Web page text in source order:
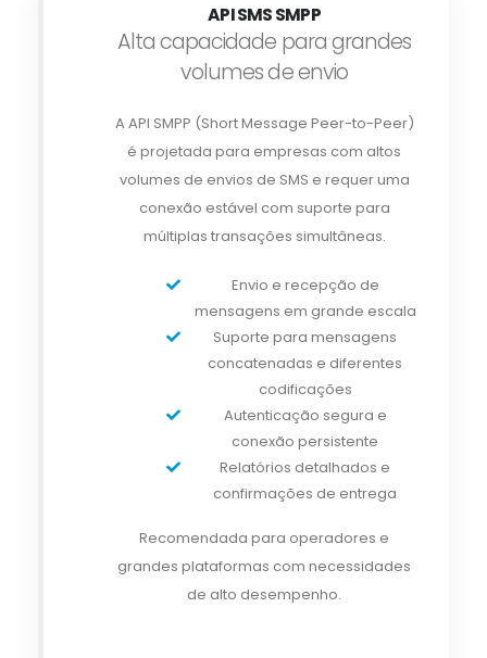
API SMS SMPP
Alta capacidade para grandes
volumes de envio
A API SMPP (Short Message Peer-to-Peer)
é projetada para empresas com altos
volumes de envios de SMS e requer uma
conexão estável com suporte para
múltiplas transações simultâneas.
Envio e recepção de
mensagens em grande escala
Suporte para mensagens
concatenadas e diferentes
codificações
Autenticação segura e
conexão persistente
Relatórios detalhados e
confirmações de entrega
Recomendada para operadores e
grandes plataformas com necessidades
de alto desempenho.